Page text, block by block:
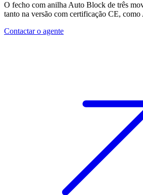
O fecho com anilha Auto Block de três
tanto na versão com certificação CE,
Contactar o agente